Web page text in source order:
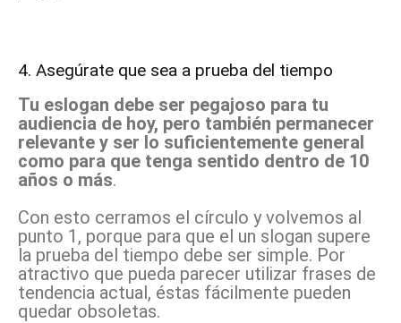
4. Asegúrate que sea a prueba del tiempo
Tu eslogan debe ser pegajoso para tu
audiencia de hoy, pero también permanecer
relevante y ser lo suficientemente general
como para que tenga sentido dentro de 10
años o más.
Con esto cerramos el círculo y volvemos al
punto 1, porque para que el un slogan supere
la prueba del tiempo debe ser simple. Por
atractivo que pueda parecer utilizar frases de
tendencia actual, éstas fácilmente pueden
quedar obsoletas.